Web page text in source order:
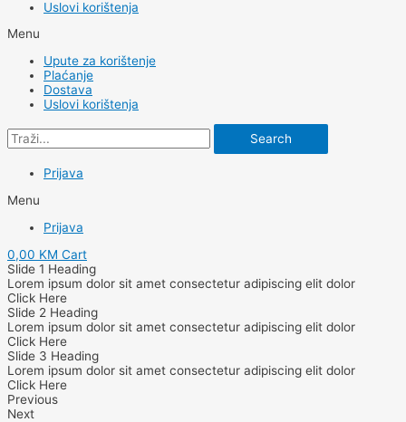
Uslovi korištenja
Menu
Upute za korištenje
Plaćanje
Dostava
Uslovi korištenja
Search
Prijava
Menu
Prijava
0,00 KM Cart
Slide 1 Heading
Lorem ipsum dolor sit amet consectetur adipiscing elit dolor
Click Here
Slide 2 Heading
Lorem ipsum dolor sit amet consectetur adipiscing elit dolor
Click Here
Slide 3 Heading
Lorem ipsum dolor sit amet consectetur adipiscing elit dolor
Click Here
Previous
Next